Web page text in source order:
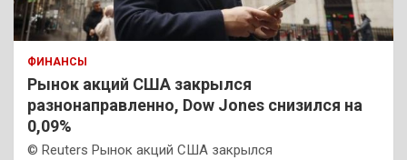
ФИНАНСЫ
Рынок акций США закрылся
разнонаправленно, Dow Jones снизился на
0,09%
© Reuters Рынок акций США закрылся